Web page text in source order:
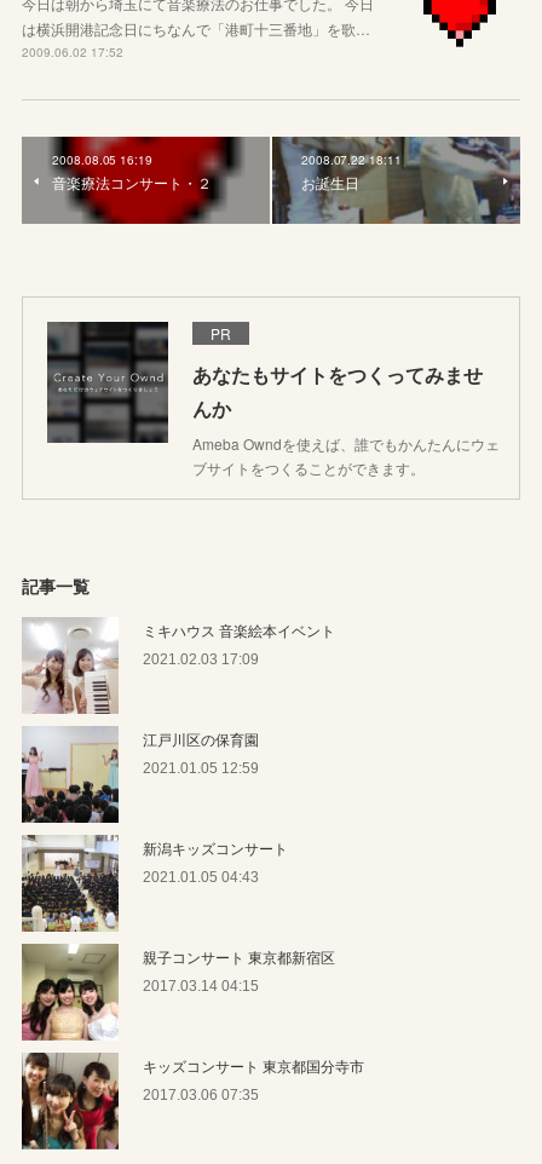
は横浜開港記念日にちなんで「港町十三番地」を歌…
2009.06.02 17:52
2008.08.05 16:19
音楽療法コンサート・２
2008.07.22 18:11
お誕生日
PR
あなたもサイトをつくってみませ
んか
Ameba Owndを使えば、誰でもかんたんにウェ
ブサイトをつくることができます。
記事一覧
ミキハウス 音楽絵本イベント
2021.02.03 17:09
江戸川区の保育園
2021.01.05 12:59
新潟キッズコンサート
2021.01.05 04:43
親子コンサート 東京都新宿区
2017.03.14 04:15
キッズコンサート 東京都国分寺市
2017.03.06 07:35